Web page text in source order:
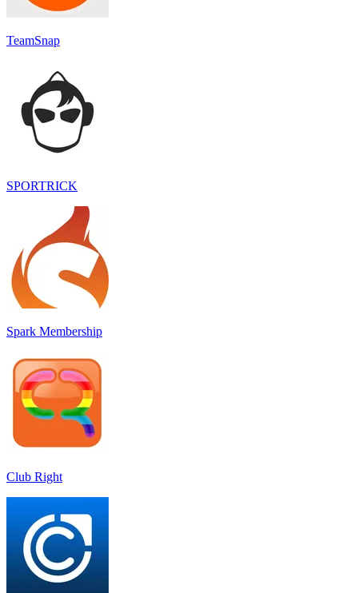
TeamSnap
SPORTRICK
Spark Membership
Club Right